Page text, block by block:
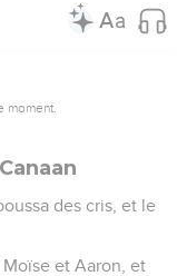
des cris, et le
et Aaron, et